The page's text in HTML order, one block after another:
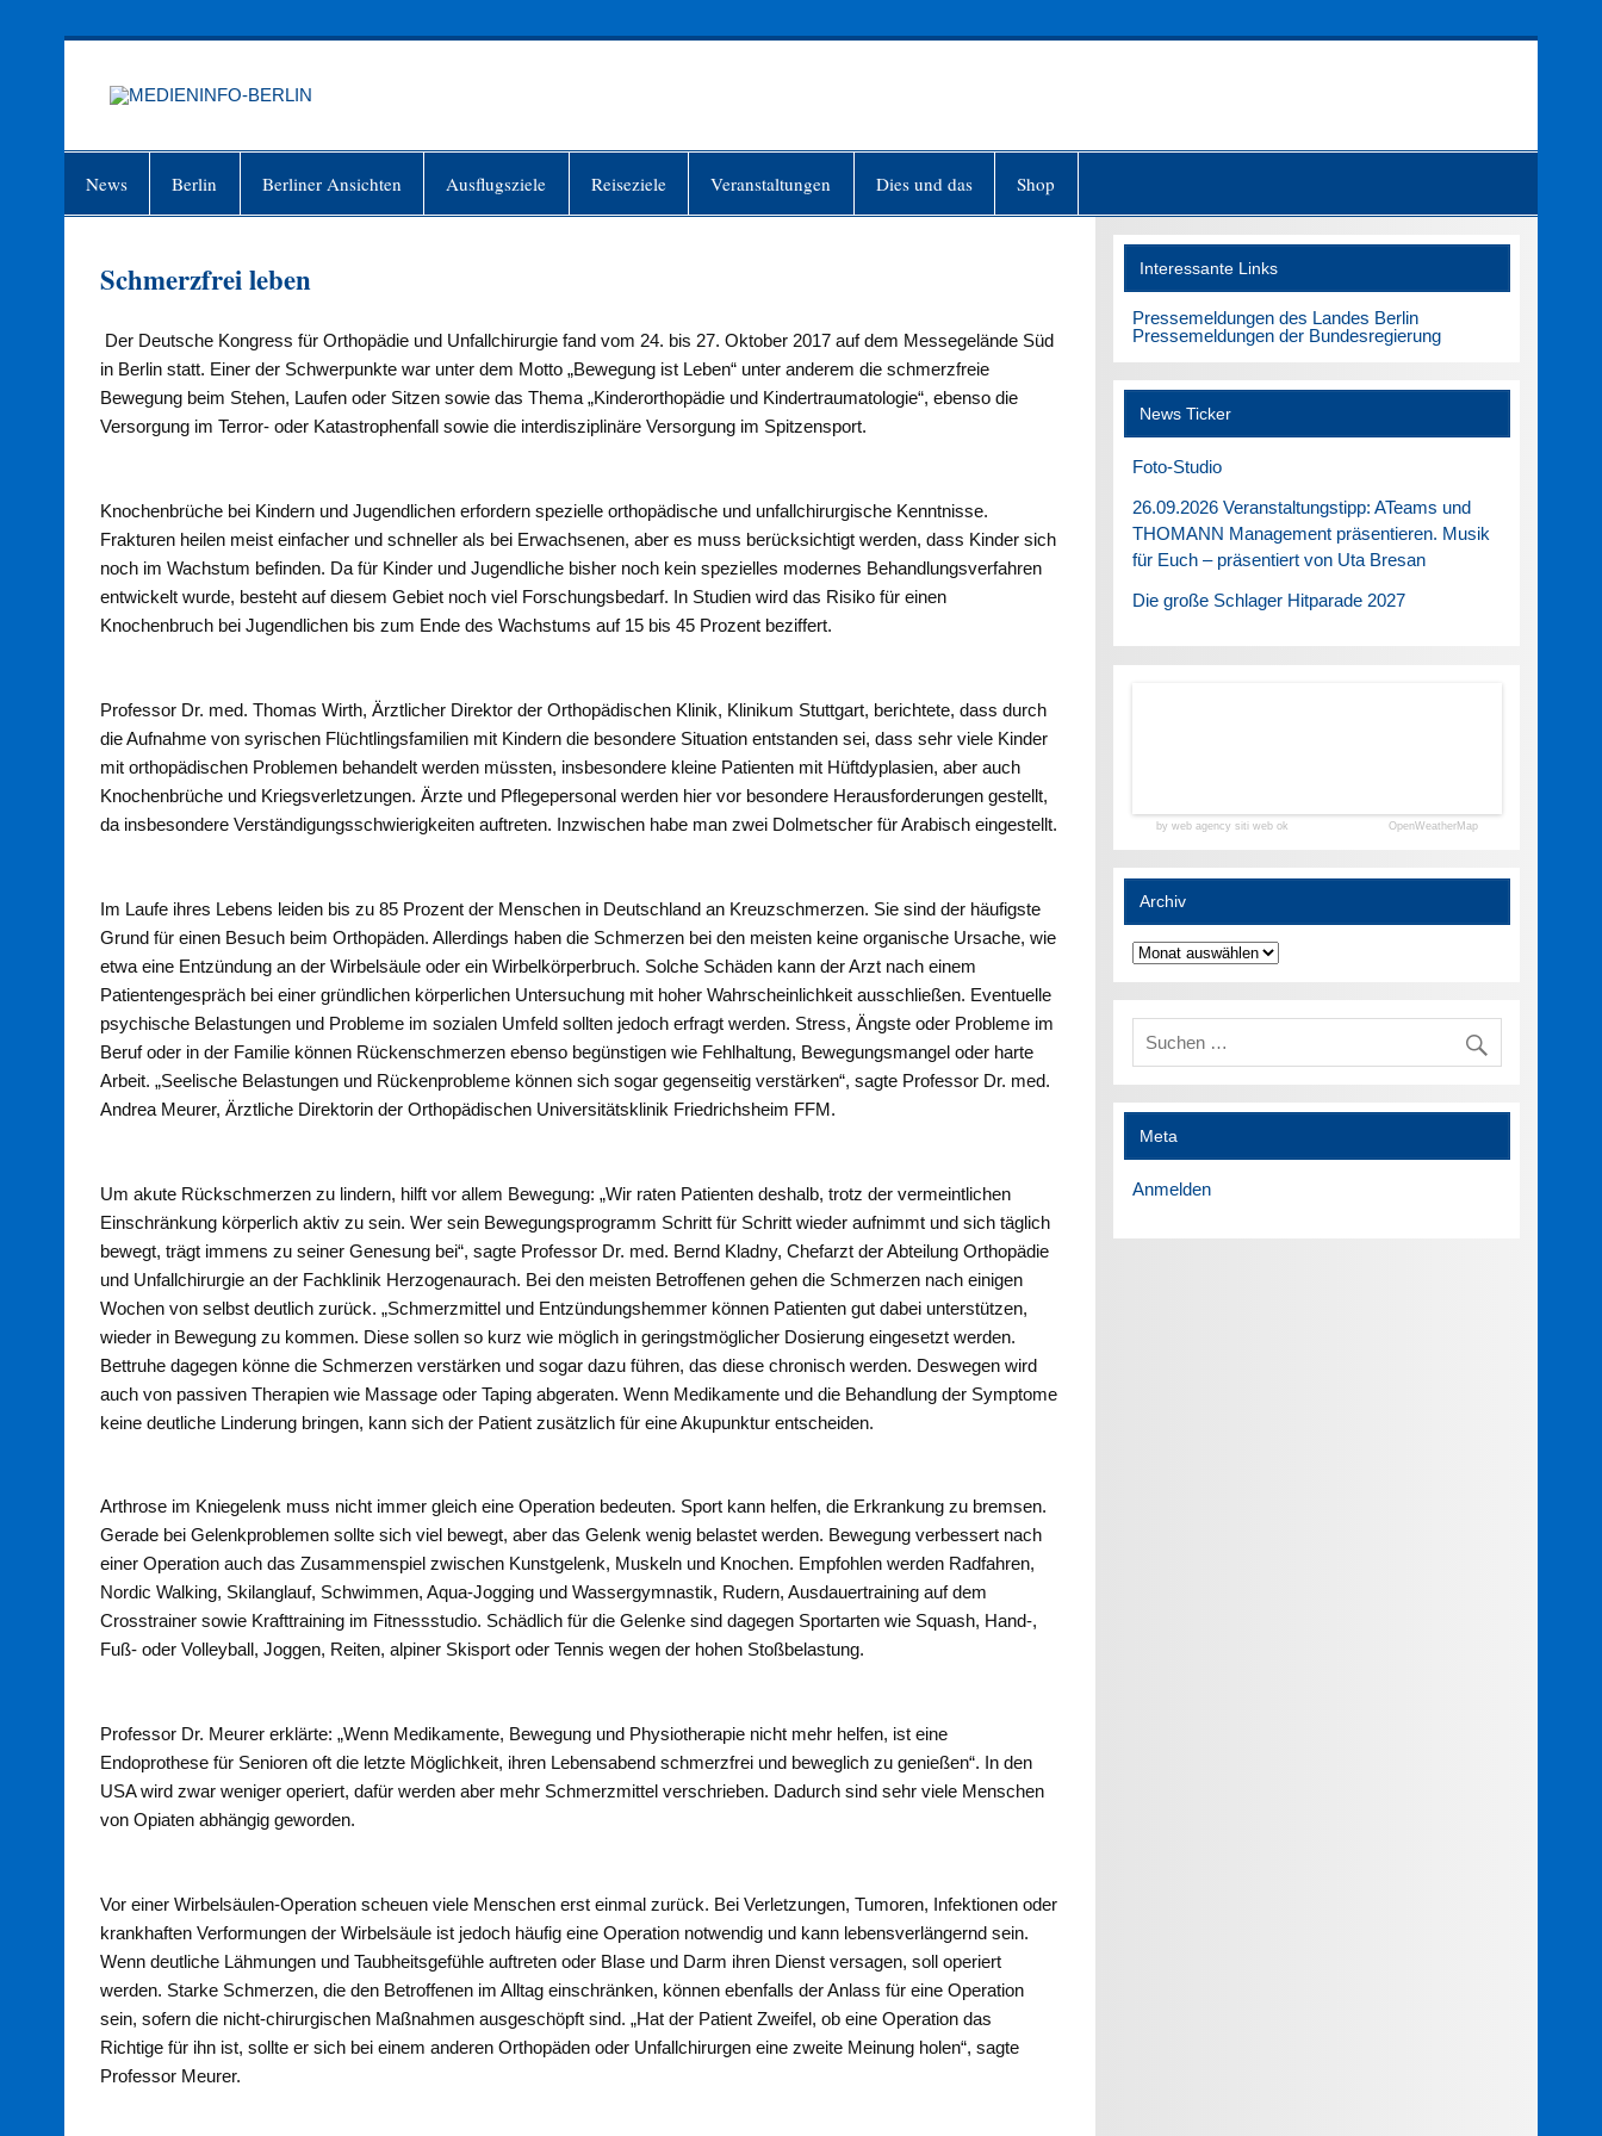
News Berlin Berliner Ansichten Ausflugsziele Reiseziele Veranstaltungen Dies und das Shop
Schmerzfrei leben
Der Deutsche Kongress für Orthopädie und Unfallchirurgie fand vom 24. bis 27. Oktober 2017 auf dem Messegelände Süd
in Berlin statt. Einer der Schwerpunkte war unter dem Motto „Bewegung ist Leben“ unter anderem die schmerzfreie
Bewegung beim Stehen, Laufen oder Sitzen sowie das Thema „Kinderorthopädie und Kindertraumatologie“, ebenso die
Versorgung im Terror- oder Katastrophenfall sowie die interdisziplinäre Versorgung im Spitzensport.
Knochenbrüche bei Kindern und Jugendlichen erfordern spezielle orthopädische und unfallchirurgische Kenntnisse.
Frakturen heilen meist einfacher und schneller als bei Erwachsenen, aber es muss berücksichtigt werden, dass Kinder sich
noch im Wachstum befinden. Da für Kinder und Jugendliche bisher noch kein spezielles modernes Behandlungsverfahren
entwickelt wurde, besteht auf diesem Gebiet noch viel Forschungsbedarf. In Studien wird das Risiko für einen
Knochenbruch bei Jugendlichen bis zum Ende des Wachstums auf 15 bis 45 Prozent beziffert.
Professor Dr. med. Thomas Wirth, Ärztlicher Direktor der Orthopädischen Klinik, Klinikum Stuttgart, berichtete, dass durch
die Aufnahme von syrischen Flüchtlingsfamilien mit Kindern die besondere Situation entstanden sei, dass sehr viele Kinder
mit orthopädischen Problemen behandelt werden müssten, insbesondere kleine Patienten mit Hüftdyplasien, aber auch
Knochenbrüche und Kriegsverletzungen. Ärzte und Pflegepersonal werden hier vor besondere Herausforderungen gestellt,
da insbesondere Verständigungsschwierigkeiten auftreten. Inzwischen habe man zwei Dolmetscher für Arabisch eingestellt.
Im Laufe ihres Lebens leiden bis zu 85 Prozent der Menschen in Deutschland an Kreuzschmerzen. Sie sind der häufigste
Grund für einen Besuch beim Orthopäden. Allerdings haben die Schmerzen bei den meisten keine organische Ursache, wie
etwa eine Entzündung an der Wirbelsäule oder ein Wirbelkörperbruch. Solche Schäden kann der Arzt nach einem
Patientengespräch bei einer gründlichen körperlichen Untersuchung mit hoher Wahrscheinlichkeit ausschließen. Eventuelle
psychische Belastungen und Probleme im sozialen Umfeld sollten jedoch erfragt werden. Stress, Ängste oder Probleme im
Beruf oder in der Familie können Rückenschmerzen ebenso begünstigen wie Fehlhaltung, Bewegungsmangel oder harte
Arbeit. „Seelische Belastungen und Rückenprobleme können sich sogar gegenseitig verstärken“, sagte Professor Dr. med.
Andrea Meurer, Ärztliche Direktorin der Orthopädischen Universitätsklinik Friedrichsheim FFM.
Um akute Rückschmerzen zu lindern, hilft vor allem Bewegung: „Wir raten Patienten deshalb, trotz der vermeintlichen
Einschränkung körperlich aktiv zu sein. Wer sein Bewegungsprogramm Schritt für Schritt wieder aufnimmt und sich täglich
bewegt, trägt immens zu seiner Genesung bei“, sagte Professor Dr. med. Bernd Kladny, Chefarzt der Abteilung Orthopädie
und Unfallchirurgie an der Fachklinik Herzogenaurach. Bei den meisten Betroffenen gehen die Schmerzen nach einigen
Wochen von selbst deutlich zurück. „Schmerzmittel und Entzündungshemmer können Patienten gut dabei unterstützen,
wieder in Bewegung zu kommen. Diese sollen so kurz wie möglich in geringstmöglicher Dosierung eingesetzt werden.
Bettruhe dagegen könne die Schmerzen verstärken und sogar dazu führen, das diese chronisch werden. Deswegen wird
auch von passiven Therapien wie Massage oder Taping abgeraten. Wenn Medikamente und die Behandlung der Symptome
keine deutliche Linderung bringen, kann sich der Patient zusätzlich für eine Akupunktur entscheiden.
Arthrose im Kniegelenk muss nicht immer gleich eine Operation bedeuten. Sport kann helfen, die Erkrankung zu bremsen.
Gerade bei Gelenkproblemen sollte sich viel bewegt, aber das Gelenk wenig belastet werden. Bewegung verbessert nach
einer Operation auch das Zusammenspiel zwischen Kunstgelenk, Muskeln und Knochen. Empfohlen werden Radfahren,
Nordic Walking, Skilanglauf, Schwimmen, Aqua-Jogging und Wassergymnastik, Rudern, Ausdauertraining auf dem
Crosstrainer sowie Krafttraining im Fitnessstudio. Schädlich für die Gelenke sind dagegen Sportarten wie Squash, Hand-,
Fuß- oder Volleyball, Joggen, Reiten, alpiner Skisport oder Tennis wegen der hohen Stoßbelastung.
Professor Dr. Meurer erklärte: „Wenn Medikamente, Bewegung und Physiotherapie nicht mehr helfen, ist eine
Endoprothese für Senioren oft die letzte Möglichkeit, ihren Lebensabend schmerzfrei und beweglich zu genießen“. In den
USA wird zwar weniger operiert, dafür werden aber mehr Schmerzmittel verschrieben. Dadurch sind sehr viele Menschen
von Opiaten abhängig geworden.
Vor einer Wirbelsäulen-Operation scheuen viele Menschen erst einmal zurück. Bei Verletzungen, Tumoren, Infektionen oder
krankhaften Verformungen der Wirbelsäule ist jedoch häufig eine Operation notwendig und kann lebensverlängernd sein.
Wenn deutliche Lähmungen und Taubheitsgefühle auftreten oder Blase und Darm ihren Dienst versagen, soll operiert
werden. Starke Schmerzen, die den Betroffenen im Alltag einschränken, können ebenfalls der Anlass für eine Operation
sein, sofern die nicht-chirurgischen Maßnahmen ausgeschöpft sind. „Hat der Patient Zweifel, ob eine Operation das
Richtige für ihn ist, sollte er sich bei einem anderen Orthopäden oder Unfallchirurgen eine zweite Meinung holen“, sagte
Professor Meurer.
Interessante Links
Pressemeldungen des Landes Berlin
Pressemeldungen der Bundesregierung
News Ticker
Foto-Studio
26.09.2026 Veranstaltungstipp: ATeams und
THOMANN Management präsentieren. Musik
für Euch – präsentiert von Uta Bresan
Die große Schlager Hitparade 2027
by web agency siti web ok OpenWeatherMap
Archiv
Archiv
Meta
Anmelden